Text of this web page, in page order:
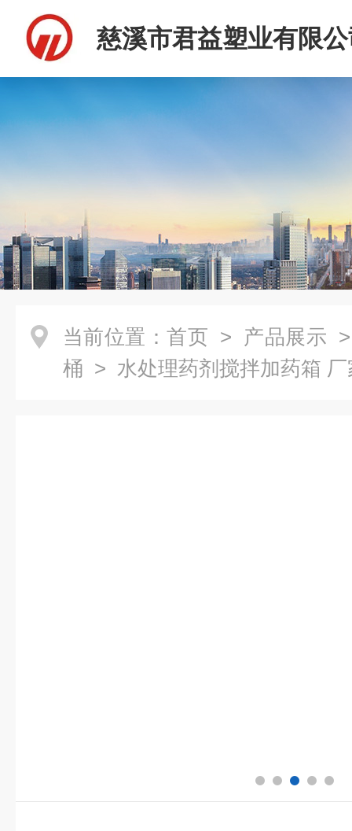
慈溪市君益塑业有限
当前位置： 首页 > 产品展示
桶 > 水处理药剂搅拌加药箱 厂